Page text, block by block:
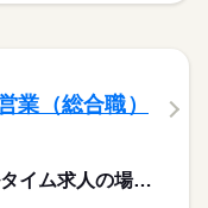
業（総合職）
210,000円〜250,500円 ※フルタイム求人の場合は月額（換算額）、パート求人の場合は時間額を表示しています。